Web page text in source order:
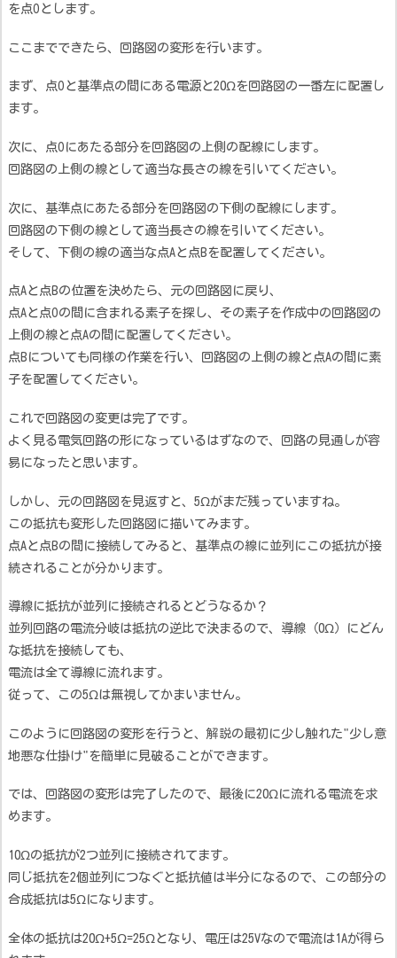
を点Oとします。
ここまでできたら、回路図の変形を行います。
まず、点Oと基準点の間にある電源と20Ωを回路図の一番左に配置し
ます。
次に、点Oにあたる部分を回路図の上側の配線にします。
回路図の上側の線として適当な長さの線を引いてください。
次に、基準点にあたる部分を回路図の下側の配線にします。
回路図の下側の線として適当長さの線を引いてください。
そして、下側の線の適当な点Aと点Bを配置してください。
点Aと点Bの位置を決めたら、元の回路図に戻り、
点Aと点Oの間に含まれる素子を探し、その素子を作成中の回路図の
上側の線と点Aの間に配置してください。
点Bについても同様の作業を行い、回路図の上側の線と点Aの間に素
子を配置してください。
これで回路図の変更は完了です。
よく見る電気回路の形になっているはずなので、回路の見通しが容
易になったと思います。
しかし、元の回路図を見返すと、5Ωがまだ残っていますね。
この抵抗も変形した回路図に描いてみます。
点Aと点Bの間に接続してみると、基準点の線に並列にこの抵抗が接
続されることが分かります。
導線に抵抗が並列に接続されるとどうなるか？
並列回路の電流分岐は抵抗の逆比で決まるので、導線（0Ω）にどん
な抵抗を接続しても、
電流は全て導線に流れます。
従って、この5Ωは無視してかまいません。
このように回路図の変形を行うと、解説の最初に少し触れた"少し意
地悪な仕掛け"を簡単に見破ることができます。
では、回路図の変形は完了したので、最後に20Ωに流れる電流を求
めます。
10Ωの抵抗が2つ並列に接続されてます。
同じ抵抗を2個並列につなぐと抵抗値は半分になるので、この部分の
合成抵抗は5Ωになります。
全体の抵抗は20Ω+5Ω=25Ωとなり、電圧は25Vなので電流は1Aが得ら